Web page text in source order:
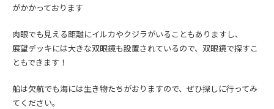
がかかっております
肉眼でも見える距離にイルカやクジラがいることもありますし、
展望デッキには大きな双眼鏡も設置されているので、双眼鏡で探すこ
ともできます！
船は欠航でも海には生き物たちがおりますので、ぜひ探しに行ってみ
てください。